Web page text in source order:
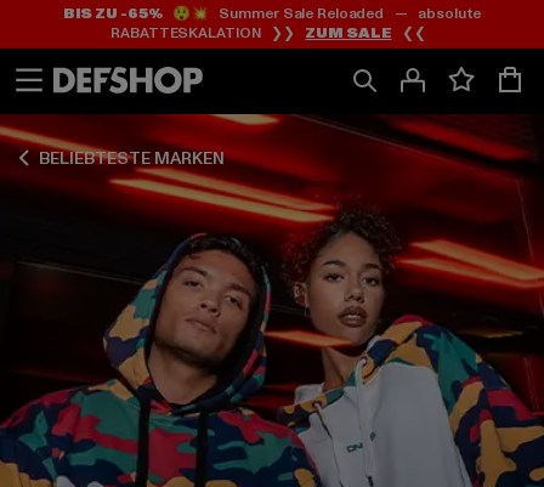
Zum
Inhalt
springen
Zum
Fußzeile
springen
BIS ZU -65%😲💥 Summer Sale Reloaded — absolute
RABATTESKALATION ❯❯ ZUM SALE ❮❮
BELIEBTESTE MARKEN
Zum
Produktraster
springen